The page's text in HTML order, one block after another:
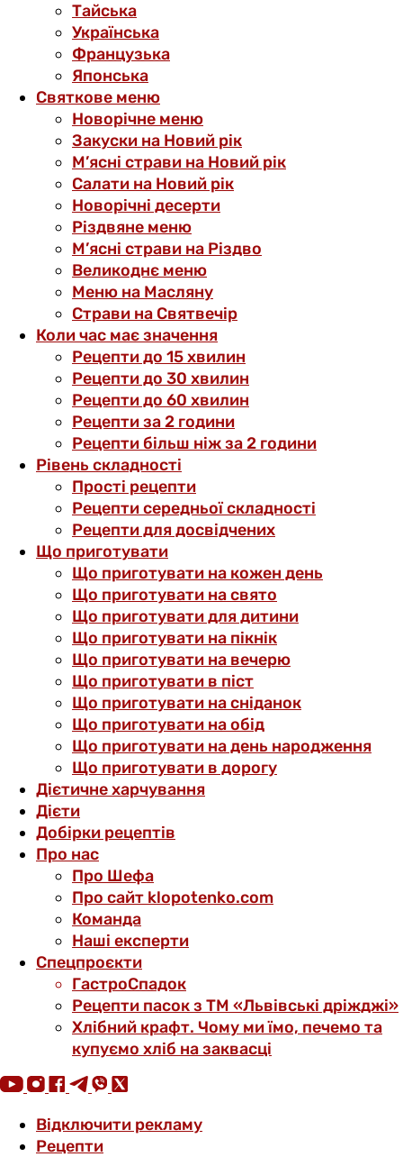
Тайська
Українська
Французька
Японська
Святкове меню
Новорічне меню
Закуски на Новий рік
М’ясні страви на Новий рік
Салати на Новий рік
Новорічні десерти
Різдвяне меню
М’ясні страви на Різдво
Великоднє меню
Меню на Масляну
Страви на Святвечір
Коли час має значення
Рецепти до 15 хвилин
Рецепти до 30 хвилин
Рецепти до 60 хвилин
Рецепти за 2 години
Рецепти більш ніж за 2 години
Рівень складності
Прості рецепти
Рецепти середньої складності
Рецепти для досвідчених
Що приготувати
Що приготувати на кожен день
Що приготувати на свято
Що приготувати для дитини
Що приготувати на пікнік
Що приготувати на вечерю
Що приготувати в піст
Що приготувати на сніданок
Що приготувати на обід
Що приготувати на день народження
Що приготувати в дорогу
Дієтичне харчування
Дієти
Добірки рецептів
Про нас
Про Шефа
Про сайт klopotenko.com
Команда
Наші експерти
Спецпроєкти
ГастроСпадок
Рецепти пасок з ТМ «Львівські дріжджі»
Хлібний крафт. Чому ми їмо, печемо та
купуємо хліб на заквасці
Відключити рекламу
Рецепти